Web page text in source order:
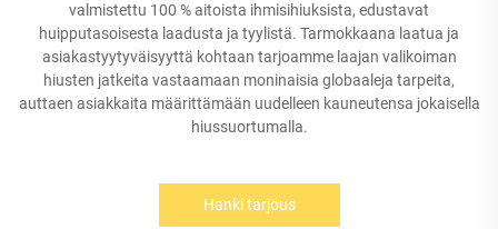
valmistettu 100 % aitoista ihmisihiuksista, edustavat
huipputasoisesta laadusta ja tyylistä. Tarmokkaana laatua ja
asiakastyytyväisyyttä kohtaan tarjoamme laajan valikoiman
hiusten jatkeita vastaamaan moninaisia globaaleja tarpeita,
auttaen asiakkaita määrittämään uudelleen kauneutensa jokaisella
hiussuortumalla.
Hanki tarjous